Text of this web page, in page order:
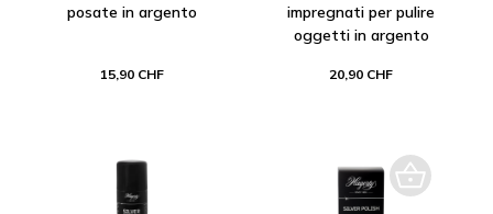
posate in argento
15,90 CHF
impregnati per pulire
oggetti in argento
20,90 CHF